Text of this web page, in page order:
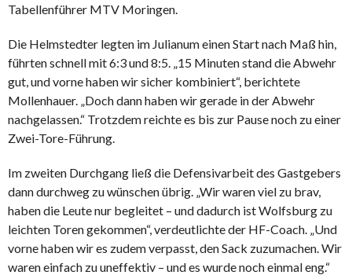
Tabellenführer MTV Moringen.
Die Helmstedter legten im Julianum einen Start nach Maß hin,
führten schnell mit 6:3 und 8:5. „15 Minuten stand die Abwehr
gut, und vorne haben wir sicher kombiniert“, berichtete
Mollenhauer. „Doch dann haben wir gerade in der Abwehr
nachgelassen.“ Trotzdem reichte es bis zur Pause noch zu einer
Zwei-Tore-Führung.
Im zweiten Durchgang ließ die Defensivarbeit des Gastgebers
dann durchweg zu wünschen übrig. „Wir waren viel zu brav,
haben die Leute nur begleitet – und dadurch ist Wolfsburg zu
leichten Toren gekommen“, verdeutlichte der HF-Coach. „Und
vorne haben wir es zudem verpasst, den Sack zuzumachen. Wir
waren einfach zu uneffektiv – und es wurde noch einmal eng.“